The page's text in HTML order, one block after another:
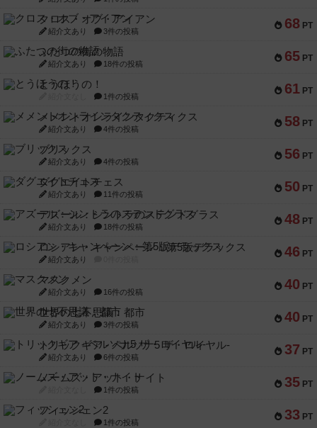
68 PT
クロス・オブ・アイアン
紹介文あり 3件の投稿
65 PT
ふたつの街の物語
紹介文あり 18件の投稿
61 PT
とうほうの！
1件の投稿
58 PT
メメントオンラインタクティクス
紹介文あり 4件の投稿
56 PT
ブリックス
紹介文あり 4件の投稿
50 PT
ダグエイトチェス
紹介文あり 11件の投稿
48 PT
アズール：シントラのステンドグラス
紹介文あり 18件の投稿
46 PT
ロシアン・キャンペーン：第5版デラックス
紹介文あり
40 PT
マスクメン
紹介文あり 16件の投稿
40 PT
世界の七不思議：都市
紹介文あり 3件の投稿
37 PT
トリックギア - ペルソナ5 ザ・ロイヤル-
紹介文あり 6件の投稿
35 PT
ノームズ・アット・ナイト
1件の投稿
33 PT
フィッシェン2
1件の投稿